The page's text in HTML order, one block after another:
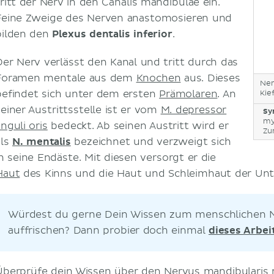
der Nerv in den Canalis mandibulae ein.
Zweige des Nerven anastomosieren und
den Plexus dentalis inferior.
Nerv verlässt den Kanal und tritt durch das
mentale aus dem Knochen aus. Dieses
sich unter dem ersten Prämolaren. An
Austrittsstelle ist er vom M. depressor
oris bedeckt. Ab seinen Austritt wird er
N. mentalis bezeichnet und verzweigt sich
seine Endäste. Mit diesen versorgt er die
des Kinns und die Haut und Schleimhaut der
Würdest du gerne Dein Wissen zum menschlichen
auffrischen? Dann probier doch einmal dieses